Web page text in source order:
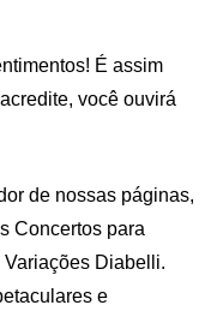
É assim
você ouvirá
de nossas páginas,
Concertos para
Diabelli.
e